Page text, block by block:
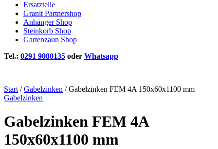
Ersatzteile
Granit Partnershop
Anhänger Shop
Steinkorb Shop
Gartenzaun Shop
Tel.: 0291 9080135 oder Whatsapp
Start /Gabelzinken / Gabelzinken FEM 4A 150x60x1100 mm
Gabelzinken
Gabelzinken FEM 4A
150x60x1100 mm